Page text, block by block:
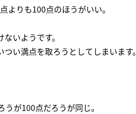
よりも100点のほうがいい。
いようです。
い満点を取ろうとしてしまいます。
が100点だろうが同じ。